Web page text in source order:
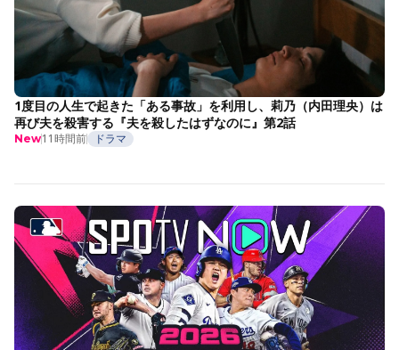
1度目の人生で起きた「ある事故」を利用し、莉乃（内田理央）は
再び夫を殺害する『夫を殺したはずなのに』第2話
New11時間前 ドラマ